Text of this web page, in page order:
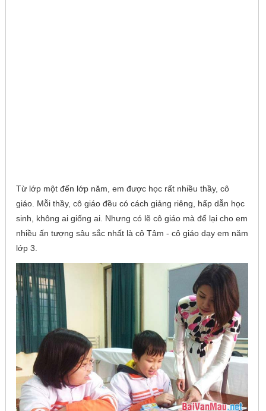
Từ lớp một đến lớp năm, em được học rất nhiều thầy, cô
giáo. Mỗi thầy, cô giáo đều có cách giảng riêng, hấp dẫn học
sinh, không ai giống ai. Nhưng có lẽ cô giáo mà để lại cho em
nhiều ấn tượng sâu sắc nhất là cô Tâm - cô giáo dạy em năm
lớp 3.